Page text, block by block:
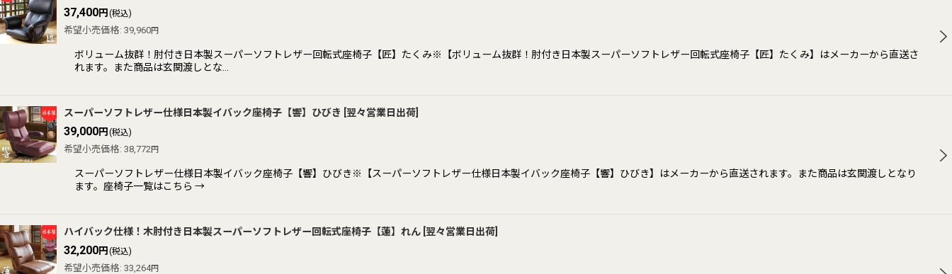
37,400円 (税込)
希望小売価格: 39,960円
ボリューム抜群！肘付き日本製スーパーソフトレザー回転式座椅子【匠】たくみ※【ボリューム抜群！肘付き日本製スーパーソフトレザー回転式座椅子【匠】たくみ】はメーカーから直送さ
れます。また商品は玄関渡しとな…
スーパーソフトレザー仕様日本製イバック座椅子【響】ひびき 翌々営業日出荷
39,000円 (税込)
希望小売価格: 38,772円
スーパーソフトレザー仕様日本製イバック座椅子【響】ひびき※【スーパーソフトレザー仕様日本製イバック座椅子【響】ひびき】はメーカーから直送されます。また商品は玄関渡しとなり
ます。座椅子一覧はこちら →
ハイバック仕様！木肘付き日本製スーパーソフトレザー回転式座椅子【蓮】れん 翌々営業日出荷
32,200円 (税込)
希望小売価格: 33,264円